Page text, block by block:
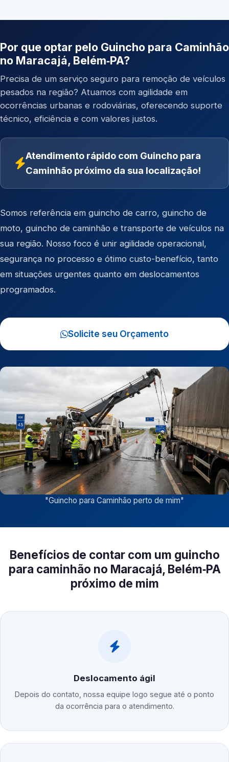
Por que optar pelo Guincho para Caminhão
no Maracajá, Belém‑PA?
Precisa de um serviço seguro para remoção de veículos
pesados na região? Atuamos com agilidade em
ocorrências urbanas e rodoviárias, oferecendo suporte
técnico, eficiência e com valores justos.
Atendimento rápido com Guincho para
Caminhão próximo da sua localização!
Somos referência em guincho de carro, guincho de
moto, guincho de caminhão e transporte de veículos na
sua região. Nosso foco é unir agilidade operacional,
segurança no processo e ótimo custo-benefício, tanto
em situações urgentes quanto em deslocamentos
programados.
Solicite seu Orçamento
"Guincho para Caminhão perto de mim"
Benefícios de contar com um guincho
para caminhão no Maracajá, Belém‑PA
próximo de mim
Deslocamento ágil
Depois do contato, nossa equipe logo segue até o ponto
da ocorrência para o atendimento.